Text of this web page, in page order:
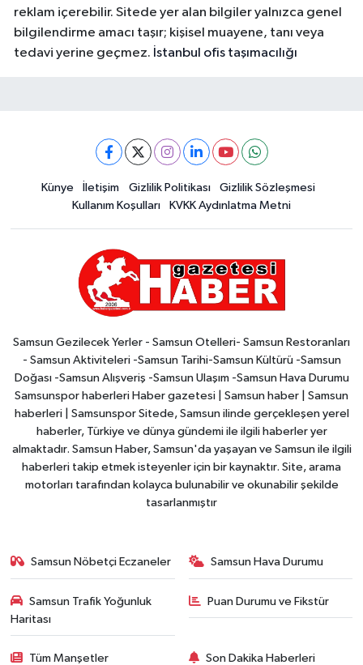
reklam içerebilir. Sitede yer alan bilgiler yalnızca genel
bilgilendirme amacı taşır; kişisel muayene, tanı veya
tedavi yerine geçmez. İstanbul ofis taşımacılığı
Künye İletişim Gizlilik Politikası
Gizlilik Sözleşmesi
Kullanım Koşulları
KVKK Aydınlatma Metni
Samsun Gezilecek Yerler - Samsun Otelleri- Samsun Restoranları
- Samsun Aktiviteleri -Samsun Tarihi-Samsun Kültürü -Samsun
Doğası -Samsun Alışveriş -Samsun Ulaşım -Samsun Hava Durumu
Samsunspor haberleri Haber gazetesi | Samsun haber | Samsun
haberleri | Samsunspor Sitede, Samsun ilinde gerçekleşen yerel
haberler, Türkiye ve dünya gündemi ile ilgili haberler yer
almaktadır. Samsun Haber, Samsun'da yaşayan ve Samsun ile ilgili
haberleri takip etmek isteyenler için bir kaynaktır. Site, arama
motorları tarafından kolayca bulunabilir ve okunabilir şekilde
tasarlanmıştır
Samsun Nöbetçi Eczaneler Samsun Hava Durumu
Samsun Trafik Yoğunluk
Haritası
Puan Durumu ve Fikstür
Tüm Manşetler Son Dakika Haberleri